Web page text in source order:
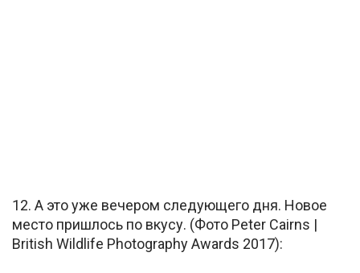
12. А это уже вечером следующего дня. Новое
место пришлось по вкусу. (Фото Peter Cairns |
British Wildlife Photography Awards 2017):